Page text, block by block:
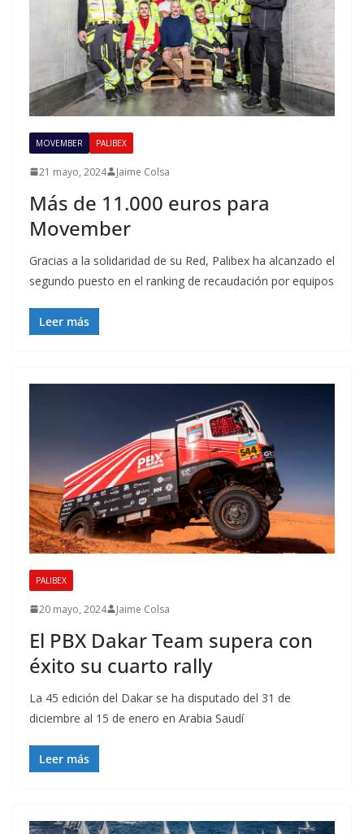
MOVEMBER PALIBEX
21 mayo, 2024 Jaime Colsa
Más de 11.000 euros para
Movember
Gracias a la solidaridad de su Red, Palibex ha alcanzado el
segundo puesto en el ranking de recaudación por equipos
Leer más
PALIBEX
20 mayo, 2024 Jaime Colsa
El PBX Dakar Team supera con
éxito su cuarto rally
La 45 edición del Dakar se ha disputado del 31 de
diciembre al 15 de enero en Arabia Saudí
Leer más